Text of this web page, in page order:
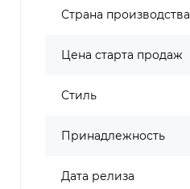
Страна производства
Цена старта продаж
Стиль
Принадлежность
Дата релиза